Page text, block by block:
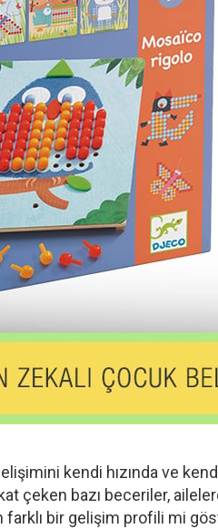
kendi hızında ve
çeken bazı beceriler,
farklı bir gelişim profili mi